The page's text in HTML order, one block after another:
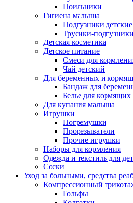
Поильники
Гигиена малыша
Подгузники детские
Трусики-
Детская косметика
Детское питание
Смеси для
Чай детский
Для беременных и
Бандаж для
Белье для
Для купания малыша
Игрушки
Погремушки
Прорезыватели
Прочие игрушки
Наборы для кормления
Одежда и текстиль для
Соски
Уход за больными, средства
Компрессионный
Гольфы